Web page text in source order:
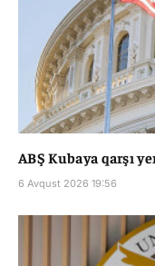
ABŞ Kubaya qarşı
6 Avqust 2026 19:56